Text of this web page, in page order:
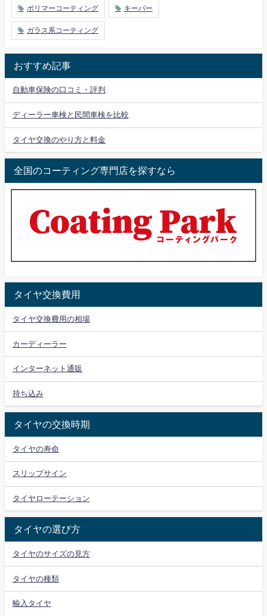
ポリマーコーティング キーパー
ガラス系コーティング
おすすめ記事
自動車保険の口コミ・評判
ディーラー車検と民間車検を比較
タイヤ交換のやり方と料金
全国のコーティング専門店を探すなら
タイヤ交換費用
タイヤ交換費用の相場
カーディーラー
インターネット通販
持ち込み
タイヤの交換時期
タイヤの寿命
スリップサイン
タイヤローテーション
タイヤの選び方
タイヤのサイズの見方
タイヤの種類
輸入タイヤ